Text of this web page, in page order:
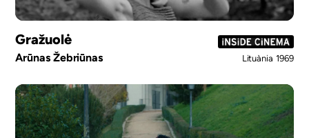
Gražuolė
Arūnas Žebriūnas Lituània 1969